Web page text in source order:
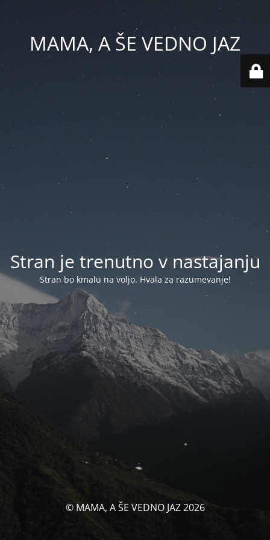
MAMA, A ŠE VEDNO JAZ
Stran je trenutno v nastajanju
Stran bo kmalu na voljo. Hvala za razumevanje!
© MAMA, A ŠE VEDNO JAZ 2026